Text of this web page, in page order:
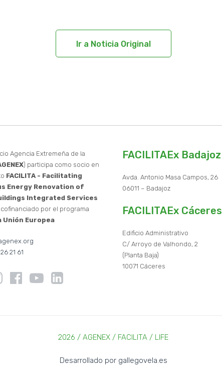
Ir a Noticia Original
Agencia Extremeña de la
) participa como socio en
FACILITA - Facilitating
Energy Renovation of
Integrated Services
, cofinanciado por el programa
Unión Europea
21 61
FACILITAEx Badajoz
Avda. Antonio Masa Campos, 26
06011 – Badajoz
FACILITAEx Cáceres
Edificio Administrativo
C/ Arroyo de Valhondo, 2
(Planta Baja)
10071 Cáceres
2026 / AGENEX / FACILITA / LIFE
Desarrollado por gallegovela.es